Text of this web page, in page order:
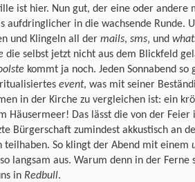
ist hier. Nun gut, der eine oder andere
aufdringlicher in die wachsende Runde.
und Klingeln all der mails, sms‚ und
die selbst jetzt nicht aus dem Blickfeld
kommt ja noch. Jeden Sonnabend
event, was mit seiner
in der Kirche zu vergleichen ist: ein
Häusermeer! Das lässt die von der Feier
Bürgerschaft zumindest akkustisch an
teilhaben. So klingt der Abend mit einem
langsam aus. Warum denn in der Ferne
in Redbull.